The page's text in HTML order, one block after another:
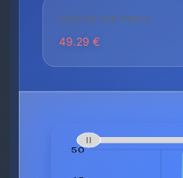
HÖCHSTER PREIS
49.29 €